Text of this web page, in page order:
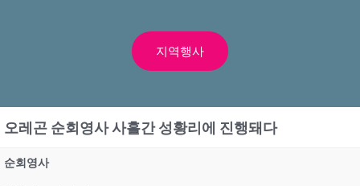
지역행사
오레곤 순회영사 사흘간 성황리에 진행돼다
순회영사